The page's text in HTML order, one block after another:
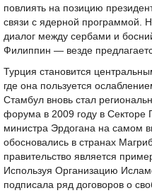
повлиять на позицию
связи с ядерной программой.
диалог между сербами и
Филиппин — везде
Турция становится
где она пользуется
Стамбул вновь стал
форума в 2009 году в Секторе
министра Эрдогана на самом
обосновались в странах
правительство является
Используя Организацию
подписала ряд договоров о